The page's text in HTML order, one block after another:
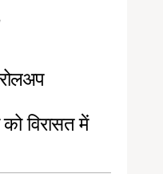
विरासत में